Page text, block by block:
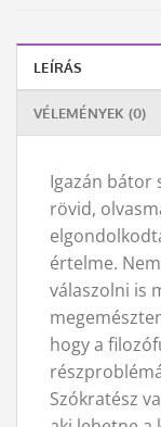
LEÍRÁS
VÉLEMÉNYEK (0)
Igazán bátor
rövid,
értelme.
válaszolni is
hogy a
Szókratész